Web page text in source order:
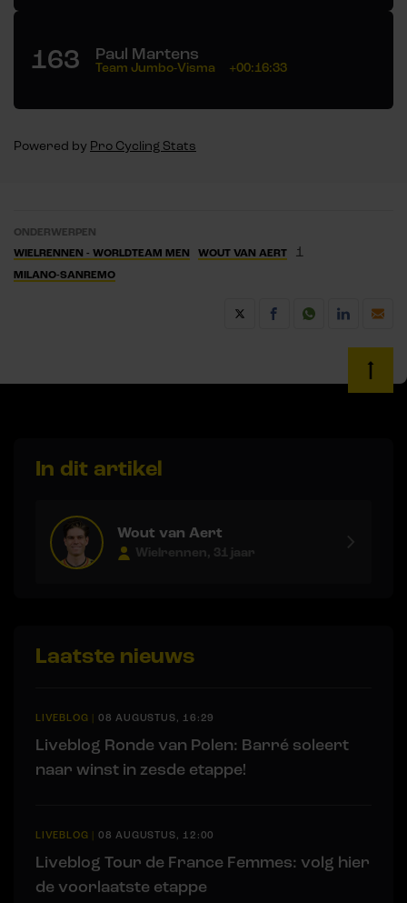
163 Paul Martens
Team Jumbo-Visma +00:16:33
Powered by Pro Cycling Stats
ONDERWERPEN
WIELRENNEN - WORLDTEAM MEN
WOUT VAN AERT 1
MILANO-SANREMO
In dit artikel
Wout van Aert
Wielrennen, 31 jaar
Laatste nieuws
LIVEBLOG 08 AUGUSTUS, 16:29
Liveblog Ronde van Polen: Barré soleert
naar winst in zesde etappe!
LIVEBLOG 08 AUGUSTUS, 12:00
Liveblog Tour de France Femmes: volg hier
de voorlaatste etappe